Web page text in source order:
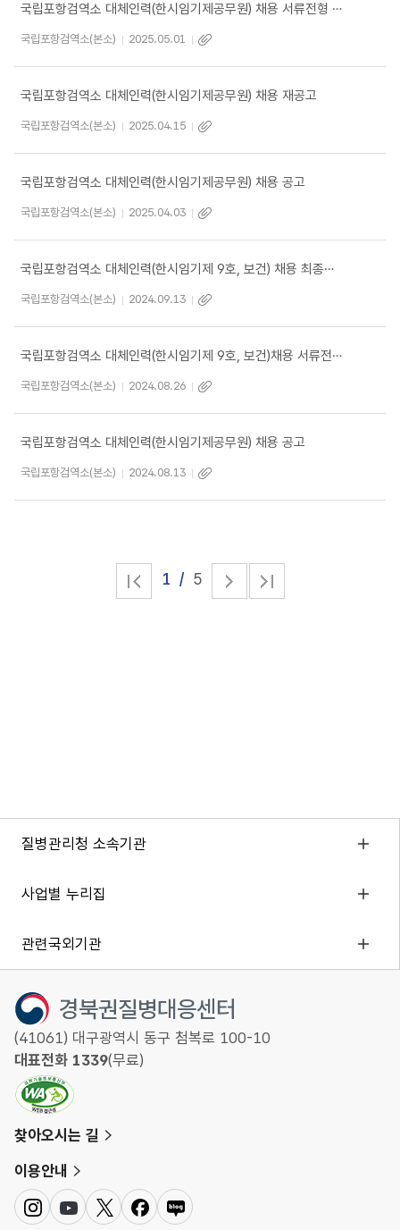
국립포항검역소 대체인력(한시임기제공무원) 채용 서류전형 합격자 발표 및 면접시험 계획 공고
국립포항검역소(본소) 2025.05.01
국립포항검역소 대체인력(한시임기제공무원) 채용 재공고
국립포항검역소(본소) 2025.04.15
국립포항검역소 대체인력(한시임기제공무원) 채용 공고
국립포항검역소(본소) 2025.04.03
국립포항검역소 대체인력(한시임기제 9호, 보건) 채용 최종합격자 발표
국립포항검역소(본소) 2024.09.13
국립포항검역소 대체인력(한시임기제 9호, 보건)채용 서류전형 합격자 발표 및 면접시험 계획 공고
국립포항검역소(본소) 2024.08.26
국립포항검역소 대체인력(한시임기제공무원) 채용 공고
국립포항검역소(본소) 2024.08.13
1 5
질병관리청 소속기관
사업별 누리집
관련국외기관
경북권질병대응센터
(41061) 대구광역시 동구 첨복로 100-10
대표전화 1339(무료)
찾아오시는 길
이용안내
인
스
유
튜
트
위
페
이
네
이